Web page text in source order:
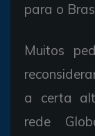
para o
Muitos
a certa
rede